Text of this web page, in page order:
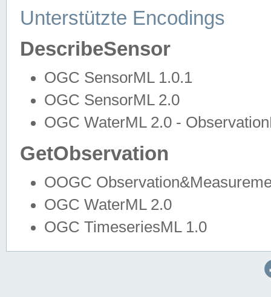
Unterstützte Encodings
DescribeSensor
OGC SensorML 1.0.1
OGC SensorML 2.0
OGC WaterML 2.0 -
GetObservation
OOGC
OGC WaterML 2.0
OGC TimeseriesML 1.0